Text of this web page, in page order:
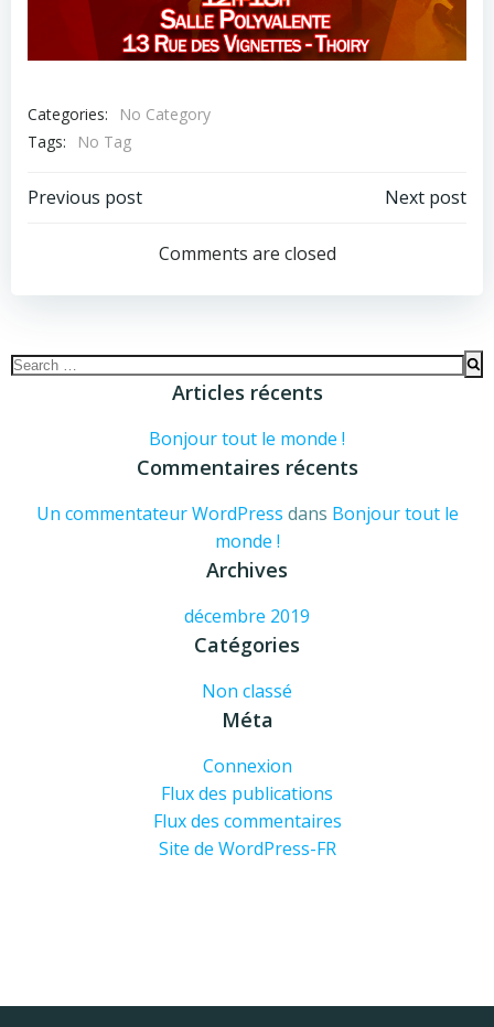
Categories:
No Category
Tags:
No Tag
Navigation
l’article
Previous post
Navigation
de
l’article
Next post
Comments are closed
Search
Articles récents
Bonjour tout le monde !
Commentaires récents
Un commentateur WordPress dans Bonjour tout le
monde !
Archives
décembre 2019
Catégories
Non classé
Méta
Connexion
Flux des publications
Flux des commentaires
Site de WordPress-FR